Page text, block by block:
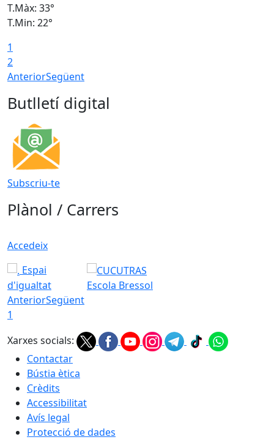
T.Màx: 33°
T.Min: 22°
1
2
AnteriorSegüent
Butlletí digital
Subscriu-te
Plànol / Carrers
Accedeix
Espai
d'igualtat
Escola Bressol
AnteriorSegüent
1
Xarxes socials:
Contactar
Bústia ètica
Crèdits
Accessibilitat
Avís legal
Protecció de dades